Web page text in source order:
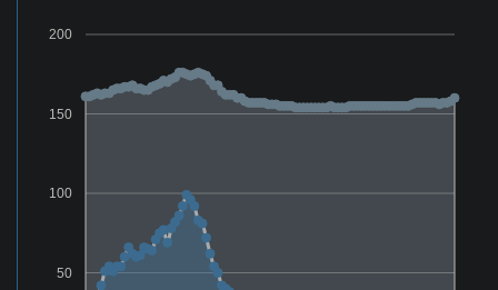
50
100
150
200